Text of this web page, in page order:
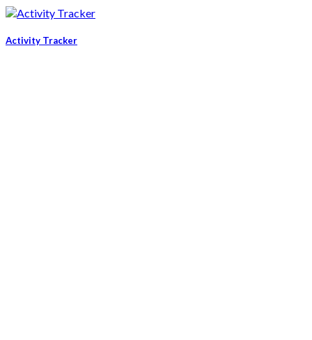
Activity Tracker